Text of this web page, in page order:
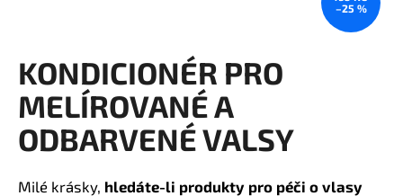
KONDICIONÉR PRO
MELÍROVANÉ A
ODBARVENÉ VALSY
Milé krásky, hledáte-li produkty pro péči o vlasy
–25 %
í
t
?